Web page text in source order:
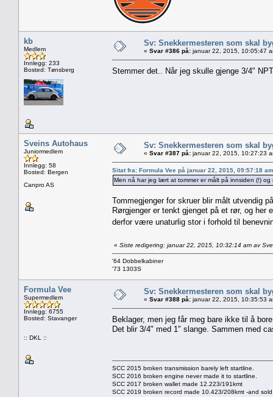
kb
Medlem
Innlegg: 233
Bosted: Tønsberg
Sv: Snekkermesteren som skal
« Svar #386 på: januar 22, 2015, 10:05:47
Stemmer det.. Når jeg skulle gjenge 3/4"
Sveins Autohaus
Juniormedlem
Innlegg: 58
Bosted: Bergen
Canpro AS
Sv: Snekkermesteren som skal
« Svar #387 på: januar 22, 2015, 10:27:23
Sitat fra: Formula Vee på januar 22, 2015, 09:57:18 am
Men nå har jeg lært at tommer er målt på innsiden (!) og
Tommegjenger for skruer blir målt utvendig
Rørgjenger er tenkt gjenget på et rør, og her
derfor være unaturlig stor i forhold til
« Siste redigering: januar 22, 2015, 10:32:14 am av
'64 Dobbelkabiner
'73 1303S
Formula Vee
Supermedlem
Innlegg: 6755
Bosted: Stavanger
:: DKL ::
Sv: Snekkermesteren som skal
« Svar #388 på: januar 22, 2015, 10:35:53
Beklager, men jeg får meg bare ikke til å
Det blir 3/4" med 1" slange. Sammen med
SCC 2015 broken transmission barely left startline.
SCC 2016 broken engine never made it to startline.
SCC 2017 broken wallet made 12.223/191kmt
SCC 2019 broken record made 10.423/208kmt -and